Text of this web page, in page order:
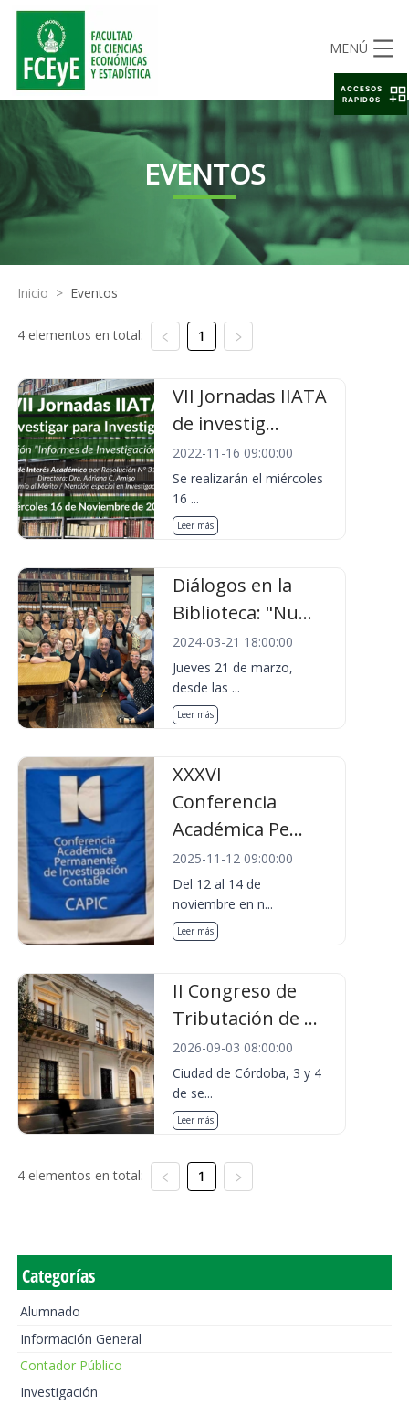
MENÚ
EVENTOS
Inicio > Eventos
4 elementos en total: 1
VII Jornadas IIATA
de investig...
2022-11-16 09:00:00
Se realizarán el miércoles
16 ...
Leer más
Diálogos en la
Biblioteca: "Nu...
2024-03-21 18:00:00
Jueves 21 de marzo,
desde las ...
Leer más
XXXVI
Conferencia
Académica Pe...
2025-11-12 09:00:00
Del 12 al 14 de
noviembre en n...
Leer más
II Congreso de
Tributación de ...
2026-09-03 08:00:00
Ciudad de Córdoba, 3 y 4
de se...
Leer más
4 elementos en total: 1
Categorías
Alumnado
Información General
Contador Público
Investigación
ACCESOS
RAPIDOS